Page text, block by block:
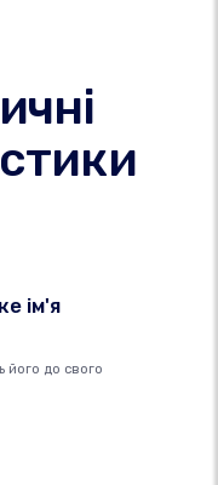
ім'я
його до свого